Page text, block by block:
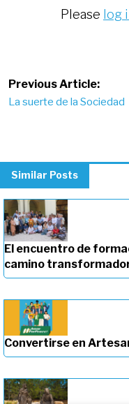
Please log
Post
Previous Article:
La suerte de la Sociedad
Similar Posts
El encuentro de
camino
Convertirse en